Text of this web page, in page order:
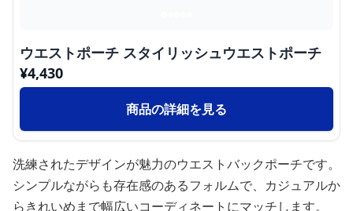
ウエストポーチ スタイリッシュウエストポーチ
¥4,430
商品の詳細を見る
洗練されたデザインが魅力のウエストバックポーチです。
シンプルながらも存在感のあるフォルムで、カジュアルか
らきれいめまで幅広いコーディネートにマッチします。